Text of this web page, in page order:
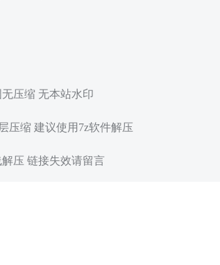
压缩 无本站水印
压缩 建议使用7z软件解压
压 链接失效请留言